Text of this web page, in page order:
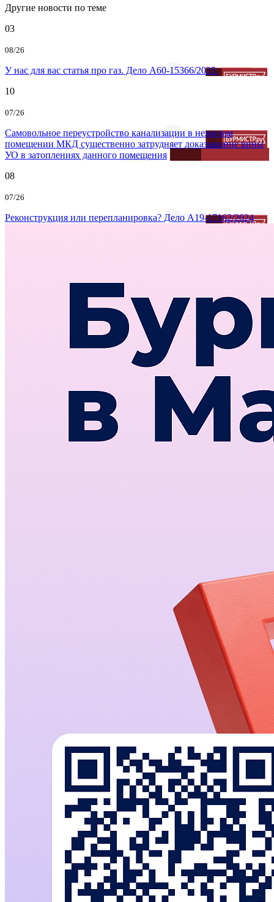
Другие новости по теме
03
08/26
У нас для вас статья про газ. Дело А60-15366/2025.
10
07/26
Самовольное переустройство канализации в нежилом
помещении МКД существенно затрудняет доказывание вины
УО в затоплениях данного помещения
08
07/26
Реконструкция или перепланировка? Дело А19-17162/2024